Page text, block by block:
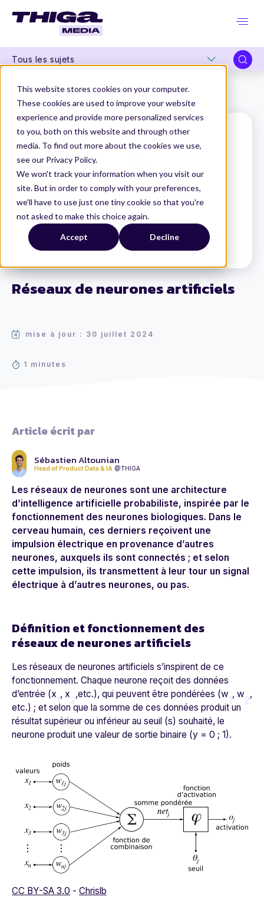
This website stores cookies on your computer.
These cookies are used to improve your website
experience and provide more personalized services
to you, both on this website and through other
media. To find out more about the cookies we use,
see our Privacy Policy.
We won't track your information when you visit our
site. But in order to comply with your preferences,
we'll have to use just one tiny cookie so that you're
not asked to make this choice again.
Accept Decline
Tous les sujets
Réseaux de neurones artificiels
mise à jour : 30 juillet 2024
1 minutes
Thiga Media
Le Dico du Produit
Article écrit par
Sébastien Altounian
Head of Product Data & IA @THIGA
Les réseaux de neurones sont une architecture
d’intelligence artificielle probabiliste, inspirée par le
fonctionnement des neurones biologiques. Dans le
cerveau humain, ces derniers reçoivent une
impulsion électrique en provenance d’autres
neurones, auxquels ils sont connectés ; et selon
cette impulsion, ils transmettent à leur tour un signal
électrique à d’autres neurones, ou pas.
Définition et fonctionnement des
réseaux de neurones artificiels
Les réseaux de neurones artificiels s’inspirent de ce
fonctionnement. Chaque neurone reçoit des données
d’entrée (x
1
, x
2
,etc.), qui peuvent être pondérées (w
1
, w
2
,
etc.) ; et selon que la somme de ces données produit un
résultat supérieur ou inférieur au seuil (s) souhaité, le
neurone produit une valeur de sortie binaire (y = 0 ; 1).
CC BY-SA 3.0 - Chrislb